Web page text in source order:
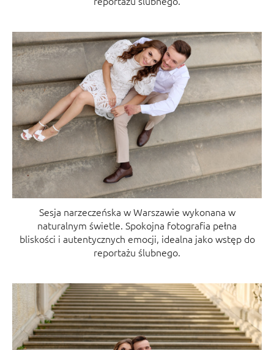
Sesja narzeczeńska w Warszawie wykonana w
naturalnym świetle. Spokojna fotografia pełna
bliskości i autentycznych emocji, idealna jako wstęp do
reportażu ślubnego.